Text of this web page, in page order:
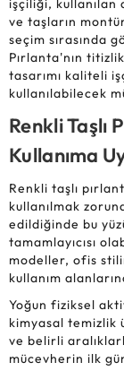
işçiliği, kullanılan
ve taşların
seçim sırasında
Pırlanta'nın
tasarımı kaliteli
kullanılabilecek
Renkli Taşlı
Kullanıma
Renkli taşlı
kullanılmak
edildiğinde bu
tamamlayıcısı
modeller, ofis
kullanım
Yoğun fiziksel
kimyasal temizlik
ve belirli
mücevherin ilk